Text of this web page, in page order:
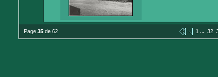
Page 35 de 62 1 ... 32